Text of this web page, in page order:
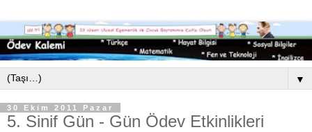
▼
30 Ekim 2011 Pazar
5. Sinif Gün - Gün Ödev Etkinlikleri